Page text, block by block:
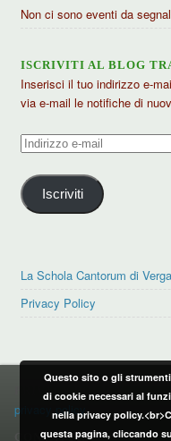
Non ci sono eventi da
ISCRIVITI AL BLOG
Inserisci il tuo indirizzo e-
via e-mail le notifiche di
Indirizzo
mail
Iscriviti
La Schola Cantorum di
Privacy Policy
PRIVACY POLICY
privacy policy
CONTATTI:
Questo sito o gli
di cookie necessari al
nella privacy
questa pagina, cliccando